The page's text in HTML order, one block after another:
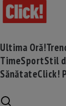
Ultima Oră!
TimeSportStil
SănătateClick!